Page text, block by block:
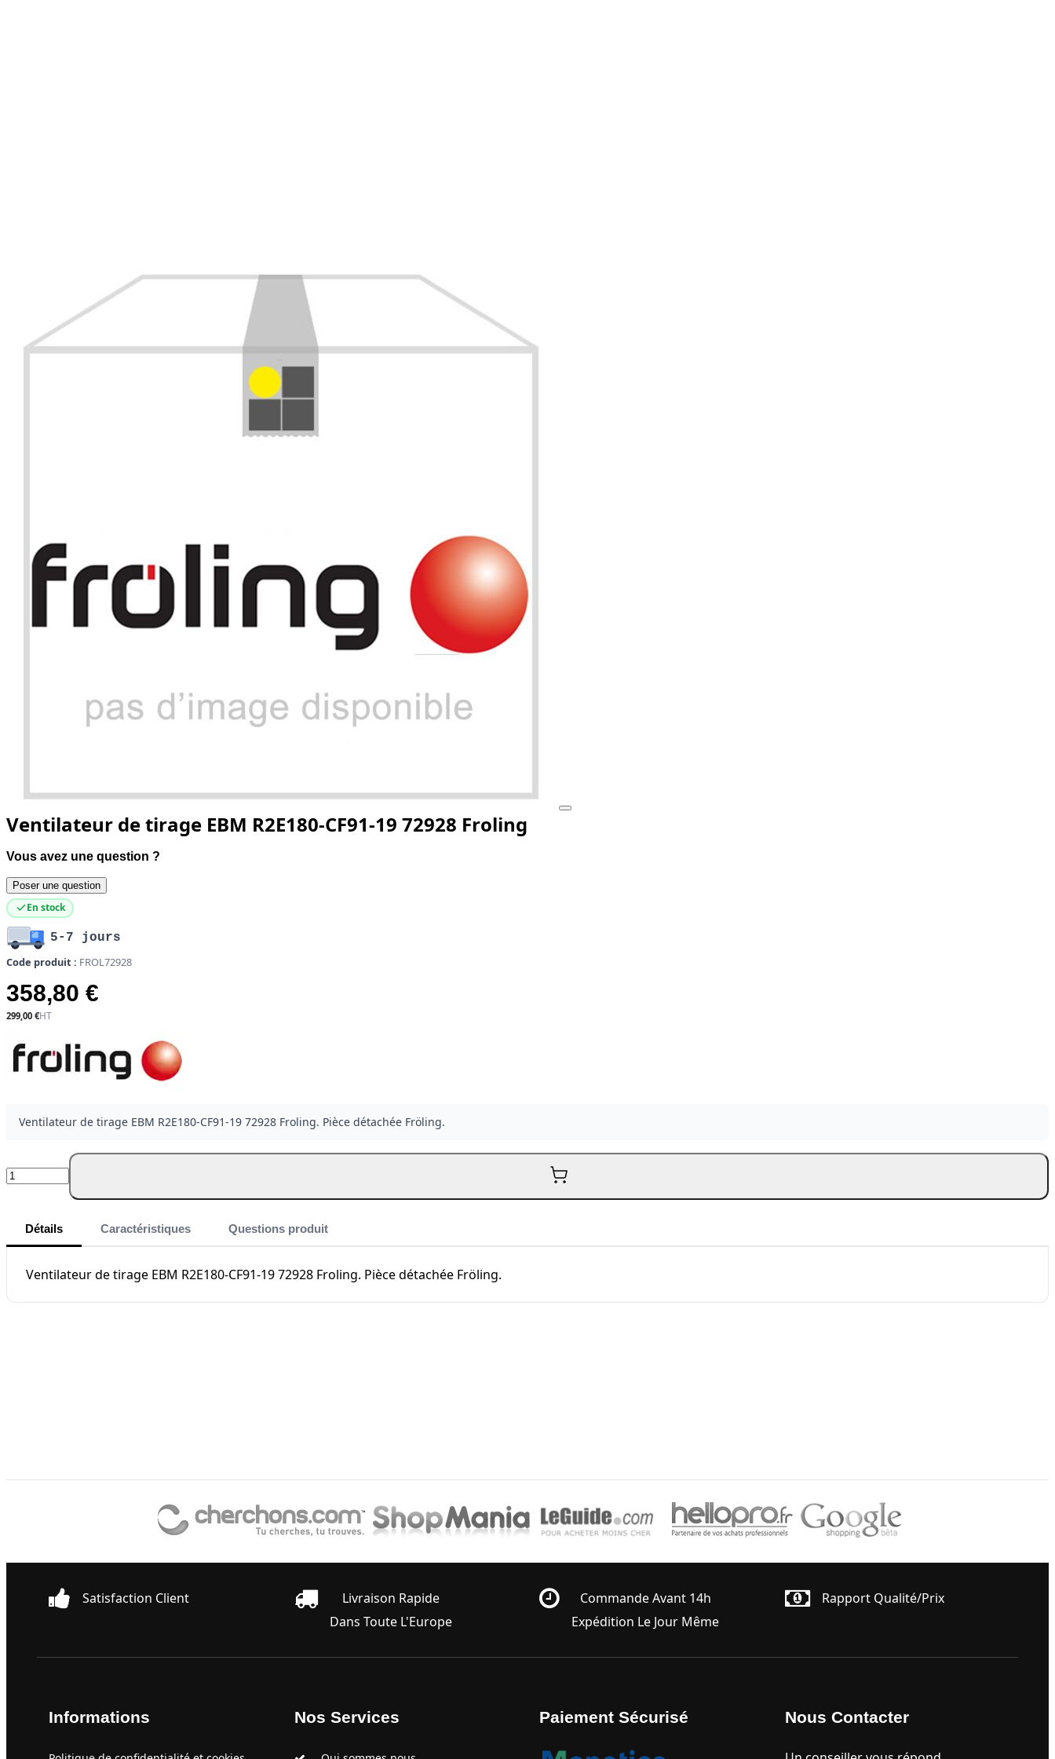
Ventilateur de tirage EBM R2E180-CF91-19 72928 Froling
Vous avez une question ?
Poser une question
En stock
5-7 jours
Code produit : FROL72928
358,80 €
299,00 €
Ventilateur de tirage EBM R2E180-CF91-19 72928 Froling. Pièce détachée Fröling.
Quantité
Détails Caractéristiques Questions produit
Ventilateur de tirage EBM R2E180-CF91-19 72928 Froling. Pièce détachée Fröling.
Satisfaction Client
Livraison Rapide
Dans Toute L'Europe
Commande Avant 14h
Expédition Le Jour Même
Rapport Qualité/prix
Informations Nos Services Paiement Sécurisé Nous Contacter